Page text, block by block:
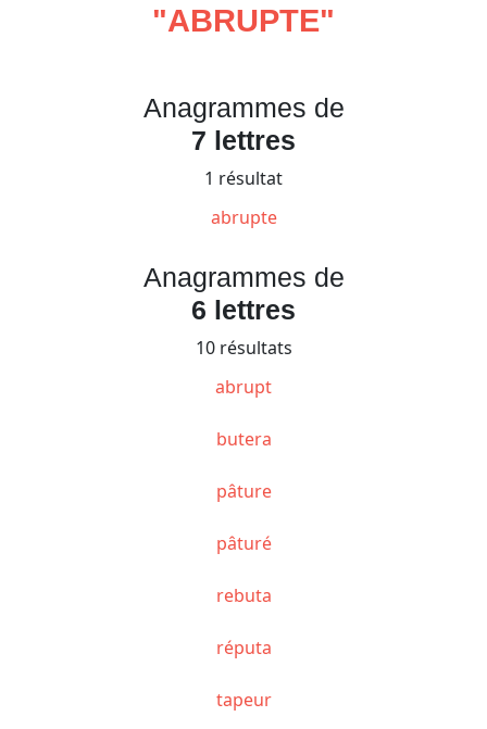
"ABRUPTE"
Anagrammes de
7 lettres
1 résultat
abrupte
Anagrammes de
6 lettres
10 résultats
abrupt
butera
pâture
pâturé
rebuta
réputa
tapeur